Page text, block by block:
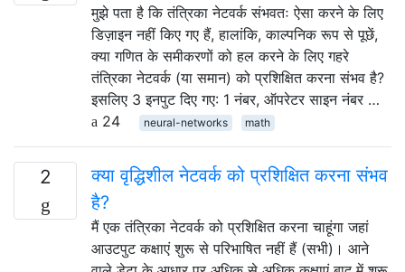
मुझे पता है कि तंत्रिका नेटवर्क संभवतः ऐसा करने के लिए
डिज़ाइन नहीं किए गए हैं, हालांकि, काल्पनिक रूप से पूछें,
क्या गणित के समीकरणों को हल करने के लिए गहरे
तंत्रिका नेटवर्क (या समान) को प्रशिक्षित करना संभव है?
इसलिए 3 इनपुट दिए गए: 1 नंबर, ऑपरेटर साइन नंबर …
24
neural-networks math
2
क्या वृद्धिशील नेटवर्क को प्रशिक्षित करना संभव
है?
मैं एक तंत्रिका नेटवर्क को प्रशिक्षित करना चाहूंगा जहां
आउटपुट कक्षाएं शुरू से परिभाषित नहीं हैं (सभी)। आने